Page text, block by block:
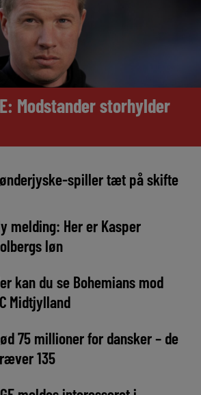
Modstander storhylder
spiller tæt på skifte
melding: Her er Kasper
løn
kan du se Bohemians mod
Midtjylland
75 millioner for dansker – de
135